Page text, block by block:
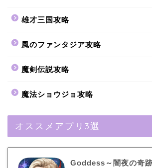
雄才三国攻略
風のファンタジア攻略
魔剣伝説攻略
魔法ショウジョ攻略
オススメアプリ3選
Goddess～闇夜の奇